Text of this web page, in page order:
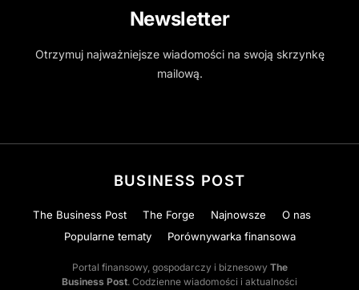
Newsletter
Otrzymuj najważniejsze wiadomości na swoją skrzynkę
mailową.
BUSINESS POST
The Business Post The Forge Najnowsze
O nas
Popularne tematy
Porównywarka finansowa
Portal finansowy, gospodarczy i biznesowy The
Business Post. Codzienne wiadomości i aktualności